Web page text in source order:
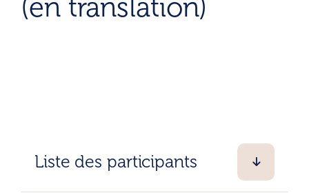
(en translation)
Liste des participants